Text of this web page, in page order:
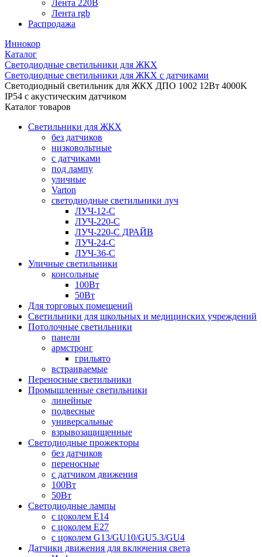
Лента 220В
Лента rgb
Распродажа
Иннокор
Каталог
Светодиодные светильники для ЖКХ
Светодиодные светильники для ЖКХ с датчиками
Светодиодный светильник для ЖКХ ДПО 1002 12Вт 4000K
IP54 с акустическим датчиком
Каталог товаров
Светильники для ЖКХ
без датчиков
низковольтные
с датчиками
под лампу
уличные
Varton
светодиодные светильники луч
ЛУЧ-12-С
ЛУЧ-220-С
ЛУЧ-220-С ДРАЙВ
ЛУЧ-24-С
ЛУЧ-36-С
Уличные светильники
консольные
100Вт
50Вт
Для торговых помещений
Светильники для школьных и медицинских учреждений
Потолочные светильники
панели
армстронг
грильято
встраиваемые
Переносные светильники
Промышленные светильники
линейные
подвесные
универсальные
взрывозащищенные
Светодиодные прожекторы
без датчиков
переносные
с датчиком движения
100Вт
50Вт
Светодиодные лампы
с цоколем E14
с цоколем E27
с цоколем G13/GU10/GU5.3/GU4
Датчики движения для включения света